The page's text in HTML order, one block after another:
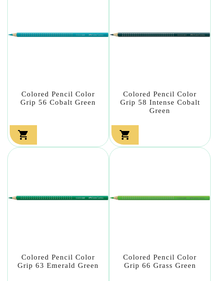
Colored Pencil Color
Grip 56 Cobalt Green

Colored Pencil Color
Grip 58 Intense Cobalt
Green

Colored Pencil Color
Grip 63 Emerald Green
Colored Pencil Color
Grip 66 Grass Green